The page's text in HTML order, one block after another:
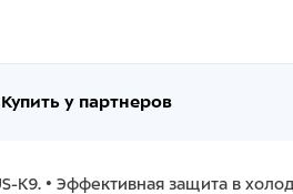
Купить у партнеров
K9. • Эффективная защита в